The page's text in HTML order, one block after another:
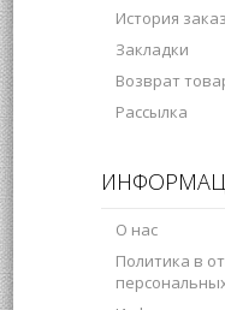
История
Закладки
Возврат
Рассылка
О нас
Политика в